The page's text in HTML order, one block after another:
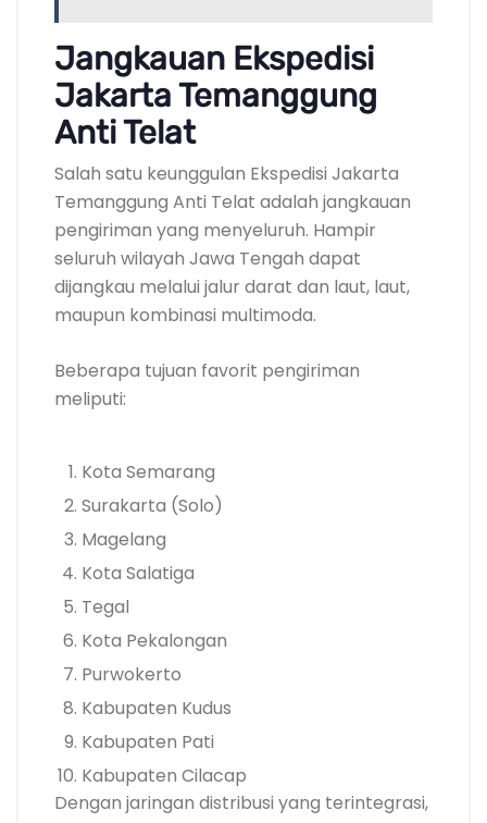
Jangkauan Ekspedisi
Jakarta Temanggung
Anti Telat
Salah satu keunggulan Ekspedisi Jakarta
Temanggung Anti Telat adalah jangkauan
pengiriman yang menyeluruh. Hampir
seluruh wilayah Jawa Tengah dapat
dijangkau melalui jalur darat dan laut, laut,
maupun kombinasi multimoda.
Beberapa tujuan favorit pengiriman
meliputi:
Kota Semarang
Surakarta (Solo)
Magelang
Kota Salatiga
Tegal
Kota Pekalongan
Purwokerto
Kabupaten Kudus
Kabupaten Pati
Kabupaten Cilacap
Dengan jaringan distribusi yang terintegrasi,